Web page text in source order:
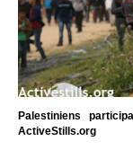
Palestiniens
ActiveStills.org